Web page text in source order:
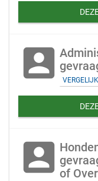
account_box
account_box of